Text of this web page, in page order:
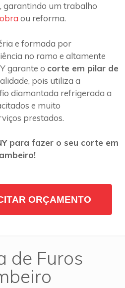
, garantindo um trabalho
obra ou reforma.
e formada por
no ramo e altamente
garante o corte em pilar de
pois utiliza a
diamantada refrigerada a
e muito
prestados.
para fazer o seu corte em
ORÇAMENTO
de Furos